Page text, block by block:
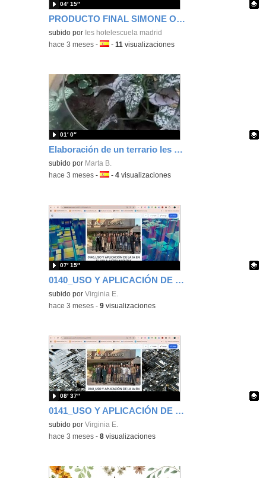
PRODUCTO FINAL SIMONE ORTEGA HOTEL ESCUELA MENTOR ÁCTUA 2025-2026
Contenido educativo.
subido por Ies hotelescuela madrid
04′ 15″
-hace 3 meses -Idioma:
-11 visualizaciones
Elaboración de un terrario Ies Hotel Escuela
Contenido educativo.
subido por Marta B.
01′ 0″
-hace 3 meses -Idioma:
-4 visualizaciones
0140_USO Y APLICACIÓN DE LA IA EN EL AULA HERRAMIENTAS AVANZADAS Y CASOS PRÁCTICOS (TURNO MATUTINO)
Contenido educativo.
subido porVirginia E.
07′ 15″
-hace 3 meses -9 visualizaciones
0141_USO Y APLICACIÓN DE LA IA EN EL AULA HERRAMIENTAS AVANZADAS Y CASOS PRÁCTICOS (TURNO VESPERTINO)
Contenido educativo.
subido porVirginia E.
08′ 37″
-hace 3 meses -8 visualizaciones